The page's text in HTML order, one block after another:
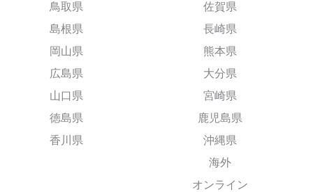
鳥取県
島根県
岡山県
広島県
山口県
徳島県
香川県
佐賀県
長崎県
熊本県
大分県
宮崎県
鹿児島県
沖縄県
海外
オンライン